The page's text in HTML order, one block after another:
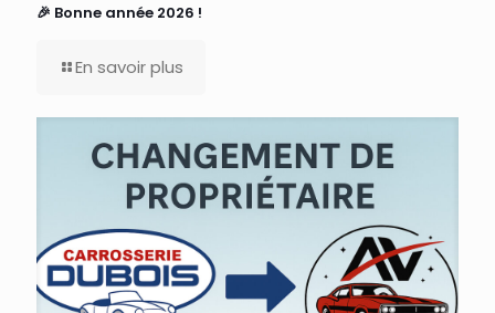
🎉 Bonne année 2026 !
En savoir plus